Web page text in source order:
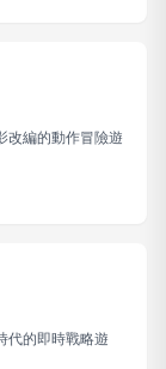
改編的動作冒險遊
代的即時戰略遊